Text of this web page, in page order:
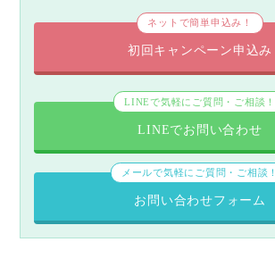
ネットで簡単申込み！
初回キャンペーン申込み
LINEで気軽にご質問・ご相談！
LINEでお問い合わせ
メールで気軽にご質問・ご相談！
お問い合わせフォーム